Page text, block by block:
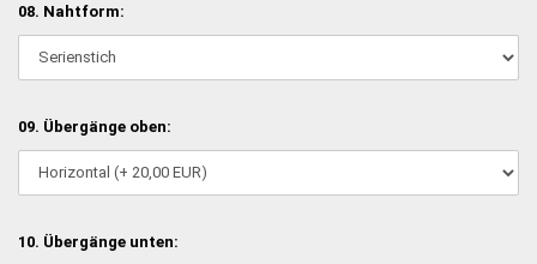
08. Nahtform:
09. Übergänge oben:
10. Übergänge unten: